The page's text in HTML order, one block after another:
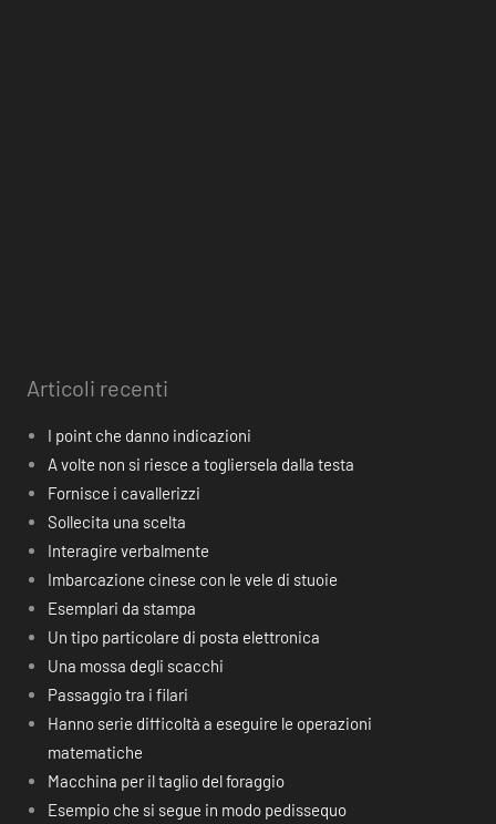
Articoli recenti
I point che danno indicazioni
A volte non si riesce a togliersela dalla testa
Fornisce i cavallerizzi
Sollecita una scelta
Interagire verbalmente
Imbarcazione cinese con le vele di stuoie
Esemplari da stampa
Un tipo particolare di posta elettronica
Una mossa degli scacchi
Passaggio tra i filari
Hanno serie difficoltà a eseguire le operazioni
matematiche
Macchina per il taglio del foraggio
Esempio che si segue in modo pedissequo